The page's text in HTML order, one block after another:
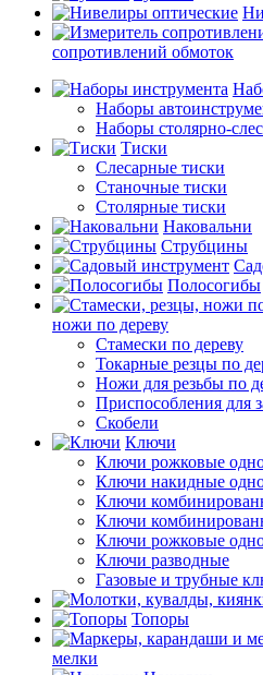
сопротивлений обмоток
Наборы
Наборы столярно-
Тиски
Слесарные тиски
Станочные тиски
Столярные тиски
Наковальни
Струбцины
Полосогибы
ножи по дереву
Стамески по дереву
Токарные резцы по
Ножи для резьбы по
Приспособления для
Скобели
Ключи
Ключи рожковые
Ключи накидные
Ключи
Ключи
Ключи рожковые
Ключи разводные
Газовые и трубные
Топоры
мелки